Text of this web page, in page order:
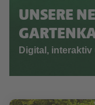
UNSERE
Digital,